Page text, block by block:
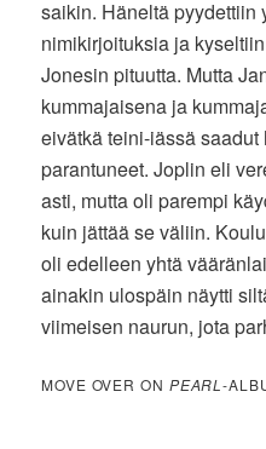
saikin. Häneltä pyydettiin
nimikirjoituksia ja
Jonesin pituutta. Mutta
kummajaisena ja
eivätkä teini-iässä saadut
parantuneet. Joplin eli
asti, mutta oli parempi
kuin jättää se väliin.
oli edelleen yhtä
ainakin ulospäin näytti
viimeisen naurun, jota
MOVE OVER ON PEARL-